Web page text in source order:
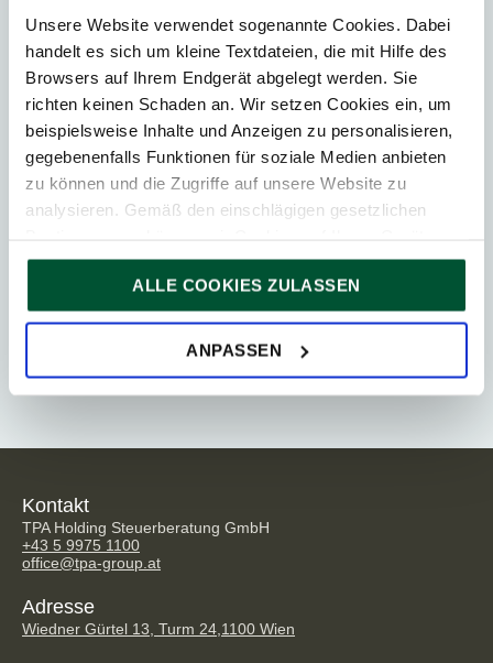
Unsere Website verwendet sogenannte Cookies. Dabei
handelt es sich um kleine Textdateien, die mit Hilfe des
Browsers auf Ihrem Endgerät abgelegt werden. Sie
richten keinen Schaden an. Wir setzen Cookies ein, um
beispielsweise Inhalte und Anzeigen zu personalisieren,
gegebenenfalls Funktionen für soziale Medien anbieten
zu können und die Zugriffe auf unsere Website zu
analysieren. Gemäß den einschlägigen gesetzlichen
speichern, wenn diese für den Betrieb unserer Website
unbedingt notwendig sind. Für alle anderen Cookie-Typen
ersuchen wir um Ihre Einwilligung.
Sie können Ihre Einwilligung jederzeit in der
ALLE COOKIES ZULASSEN
ANPASSEN
Young Professionals
Messe
Kontakt
Ähnliche Beiträge
Kontakt
TPA Holding Steuerberatung GmbH
+43 5 9975 1100
office@tpa-group.at
Adresse
Wiedner Gürtel 13, Turm 24, 1100 Wien